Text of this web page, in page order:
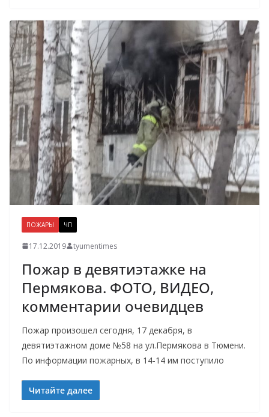
ПОЖАРЫ ЧП
17.12.2019 tyumentimes
Пожар в девятиэтажке на
Пермякова. ФОТО, ВИДЕО,
комментарии очевидцев
Пожар произошел сегодня, 17 декабря, в
девятиэтажном доме №58 на ул.Пермякова в Тюмени.
По информации пожарных, в 14-14 им поступило
Читайте далее